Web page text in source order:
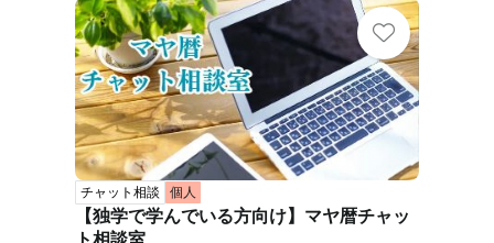
から紋章の特徴、周りとの関係性、それぞれの時
代の意味などについて学ぶことが出来ます。 一緒
に調べながらひとつひとつ解説していきますの
で、 講座後には、資料を見ながらご自身でも身近
な人の生まれ持った特性や関係性を占えるように
なります。 ーーーーーーーーーーーー 【マヤ暦
って何？】 マヤ暦は、古代マヤの神官が使ってい
た暦をもとに、宇宙の流れから導き出される260
分の1のあなたの特性を知ることが出来ます。 ご
自身の持って生まれた特性を知ることで、人生が
チャット相談 個人
【独学で学んでいる方向け】マヤ暦チャッ